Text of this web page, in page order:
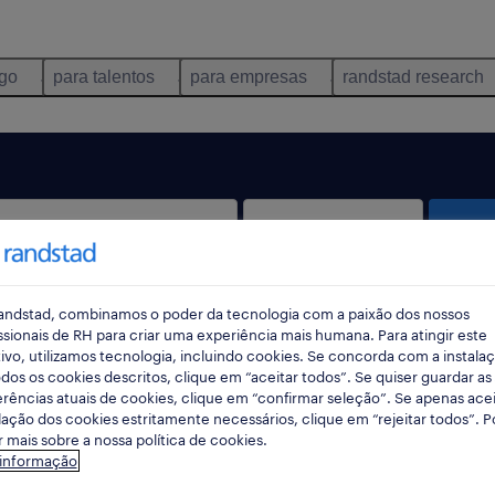
para talentos para empresas randstad research
Lisboa encontradas para ti
combinamos o poder da tecnologia com a paixão dos nossos
de RH para criar uma experiência mais humana. Para atingir este
utilizamos tecnologia, incluindo cookies. Se concorda com a
os cookies descritos, clique em “aceitar todos”. Se quiser guardar as
atuais de cookies, clique em “confirmar seleção”. Se apenas
dos cookies estritamente necessários, clique em “rejeitar todos”.
mais sobre a nossa política de cookies.